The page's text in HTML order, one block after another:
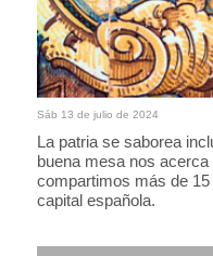
Sáb 13 de julio de 2024
La patria se saborea
buena mesa nos
compartimos más de
capital española.